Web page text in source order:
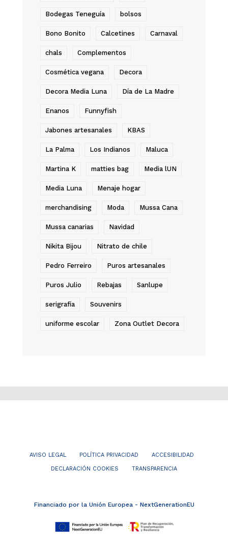
Bodegas Teneguía bolsos
Bono Bonito Calcetines Carnaval
chals Complementos
Cosmética vegana Decora
Decora Media Luna Día de La Madre
Enanos Funnyfish
Jabones artesanales KBAS
La Palma Los Indianos Maluca
Martina K matties bag Media lUN
Media Luna Menaje hogar
merchandising Moda Mussa Cana
Mussa canarias Navidad
Nikita Bijou Nitrato de chile
Pedro Ferreiro Puros artesanales
Puros Julio Rebajas Sanlupe
serigrafía Souvenirs
uniforme escolar Zona Outlet Decora
AVISO LEGAL POLÍTICA PRIVACIDAD ACCESIBILIDAD
DECLARACIÓN COOKIES TRANSPARENCIA
Financiado por la Unión Europea - NextGenerationEU